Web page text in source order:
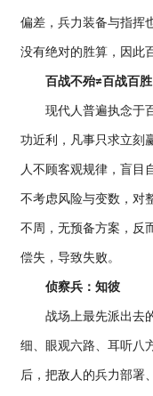
偏差，兵力装备与指挥
没有绝对的胜算，因此
百战不殆≠百战百胜
现代人普遍执念于百
功近利，凡事只求立刻
人不顾客观规律，盲目
不考虑风险与变数，对
不周，无预备方案，反
偿失，导致失败。
侦察兵：知彼
战场上最先派出去的
细、眼观六路、耳听八
后，把敌人的兵力部署